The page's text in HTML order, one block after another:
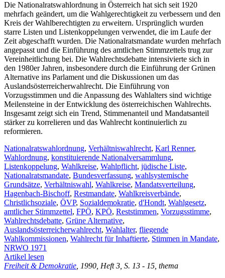
Die Nationalratswahlordnung in Österreich hat sich seit 1920
mehrfach geändert, um die Wahlgerechtigkeit zu verbessern und den
Kreis der Wahlberechtigten zu erweitern. Ursprünglich wurden
starre Listen und Listenkoppelungen verwendet, die im Laufe der
Zeit abgeschafft wurden. Die Nationalratsmandate wurden mehrfach
angepasst und die Einführung des amtlichen Stimmzettels trug zur
Vereinheitlichung bei. Die Wahlrechtsdebatte intensivierte sich in
den 1980er Jahren, insbesondere durch die Einführung der Grünen
Alternative ins Parlament und die Diskussionen um das
Auslandsösterreicherwahlrecht. Die Einführung von
Vorzugsstimmen und die Anpassung des Wahlalters sind wichtige
Meilensteine in der Entwicklung des österreichischen Wahlrechts.
Insgesamt zeigt sich ein Trend, Stimmenanteil und Mandatsanteil
stärker zu korrelieren und das Wahlrecht kontinuierlich zu
reformieren.
Nationalratswahlordnung, Verhältniswahlrecht, Karl Renner,
Wahlordnung, konstituierende Nationalversammlung,
Listenkoppelung, Wahlkreise, Wahlpflicht, jüdische Liste,
Nationalratsmandate, Bundesverfassung, wahlsystemische
Grundsätze, Verhältniswahl, Wahlkreise, Mandatsverteilung,
Hagenbach-Bischoff, Restmandate, Wahlkreisverbände,
Christlichsoziale, ÖVP, Sozialdemokratie, d'Hondt, Wahlgesetz,
amtlicher Stimmzettel, FPÖ, KPÖ, Reststimmen, Vorzugsstimme,
Wahlrechtsdebatte, Grüne Alternative,
Auslandsösterreicherwahlrecht, Wahlalter, fliegende
Wahlkommissionen, Wahlrecht für Inhaftierte, Stimmen in Mandate,
NRWO 1971
Artikel lesen
Freiheit & Demokratie , 1990, Heft 3, S. 13 - 15, thema